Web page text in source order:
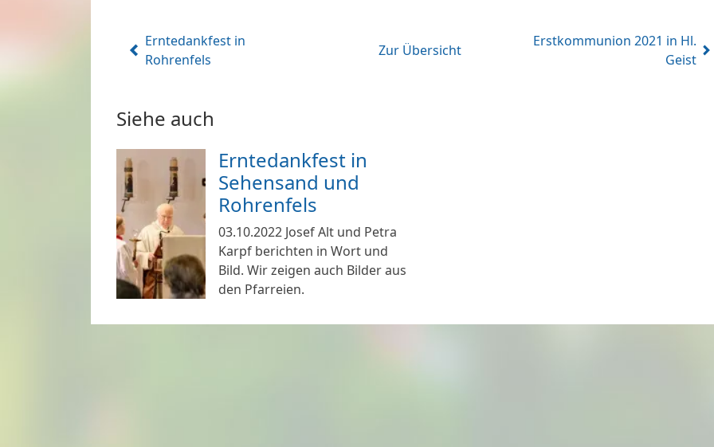
Erntedankfest in
Rohrenfels
Zur Übersicht
Erstkommunion 2021 in Hl.
Geist
Siehe auch
Erntedankfest in
Sehensand und
Rohrenfels
03.10.2022 Josef Alt und Petra
Karpf berichten in Wort und
Bild. Wir zeigen auch Bilder aus
den Pfarreien.